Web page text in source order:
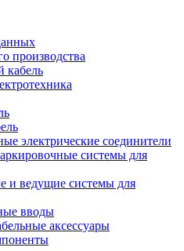
производства
кабель
электрические соединители
системы для
и ведущие системы для
вводы
аксессуары